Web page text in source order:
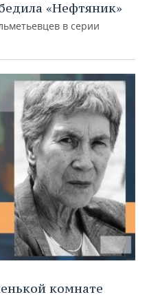
«Нефтяник»
в серии
комнате